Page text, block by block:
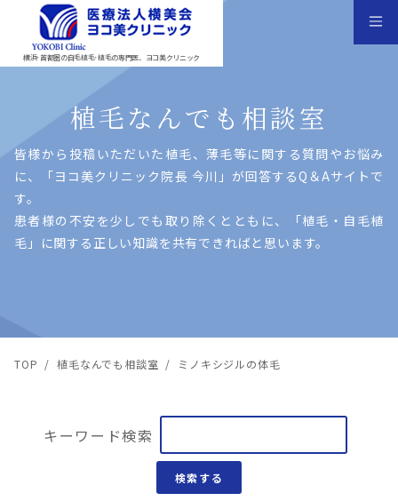
横浜･首都圏の自毛植毛･植毛の専門医、ヨコ美クリニック
植毛なんでも相談室
皆様から投稿いただいた植⽑、薄⽑等に関する質問やお悩み
に、「ヨコ美クリニック院⻑ 今川」が回答するQ＆Aサイトで
す。
患者様の不安を少しでも取り除くとともに、「植⽑・⾃⽑植
⽑」に関する正しい知識を共有できればと思います。
TOP / 植毛なんでも相談室 / ミノキシジルの体毛
キーワード検索
検索する